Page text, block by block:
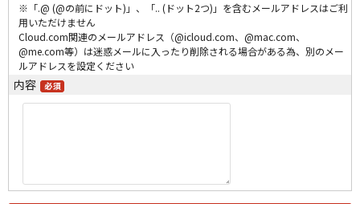
※「.@ (@の前にドット)」、「.. (ドット2つ)」を含むメールアドレスはご利
用いただけません
Cloud.com関連のメールアドレス（@icloud.com、@mac.com、
@me.com等）は迷惑メールに入ったり削除される場合がある為、別のメー
ルアドレスを設定ください
内容